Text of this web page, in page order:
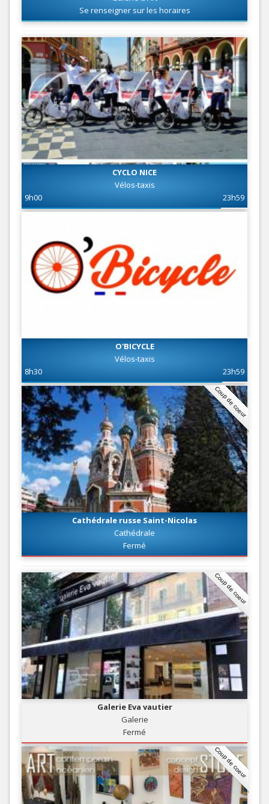
Se renseigner sur les horaires
CYCLO NICE
Vélos-taxis
9h00
23h59
O'BICYCLE
Vélos-taxis
8h30
23h59
Coup de coeur
Cathédrale russe Saint-Nicolas
Cathédrale
Fermé
Coup de coeur
Galerie Eva vautier
Galerie
Fermé
Coup de coeur